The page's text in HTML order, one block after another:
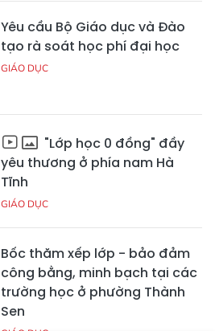
Yêu cầu Bộ Giáo dục và Đào
tạo rà soát học phí đại học
GIÁO DỤC
"Lớp học 0 đồng" đầy
yêu thương ở phía nam Hà
Tĩnh
GIÁO DỤC
Bốc thăm xếp lớp - bảo đảm
công bằng, minh bạch tại các
trường học ở phường Thành
Sen